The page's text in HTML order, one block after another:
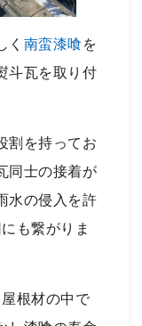
く 南蛮漆喰 を
斗瓦を取り付
割を持ってお
同士の接着が
水の侵入を許
も繋がりま
根材の中で